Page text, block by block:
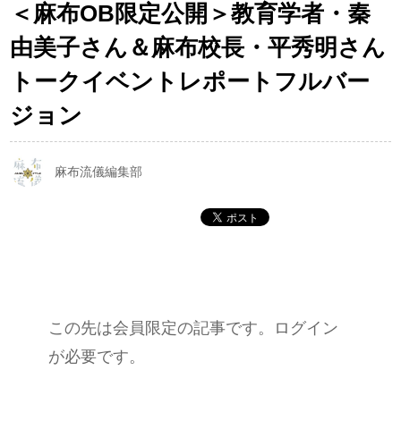
＜麻布OB限定公開＞教育学者・秦
由美子さん＆麻布校長・平秀明さん
トークイベントレポートフルバー
ジョン
麻布流儀編集部
この先は会員限定の記事です。ログイン
が必要です。